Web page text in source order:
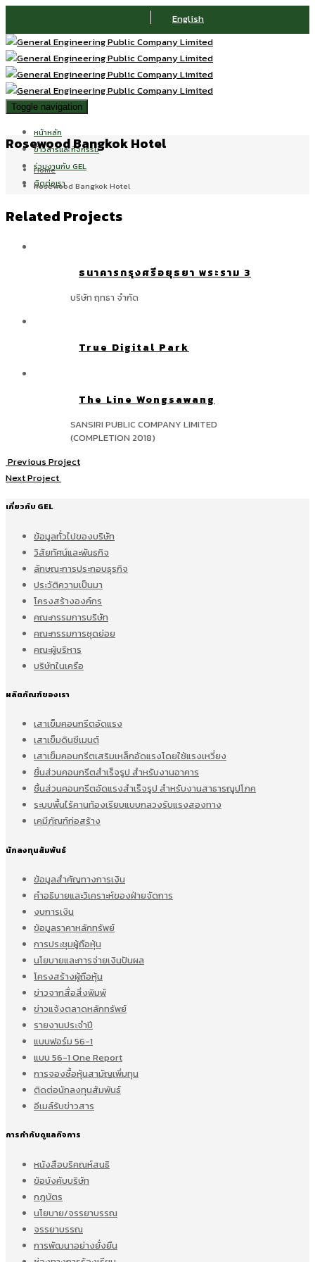
English
Toggle navigation
หน้าหลัก
ข่าวสารและกิจกรรม
ร่วมงานกับ GEL
ติดต่อเรา
Rosewood Bangkok Hotel
Home
Rosewood Bangkok Hotel
Related Projects
ธนาคารกรุงศรีอยุธยา พระราม 3
บริษัท ฤทธา จำกัด
True Digital Park
The Line Wongsawang
SANSIRI PUBLIC COMPANY LIMITED
(COMPLETION 2018)
Previous Project
Next Project
เกี่ยวกับ GEL
ข้อมูลทั่วไปของบริษัท
วิสัยทัศน์และพันธกิจ
ลักษณะการประกอบธุรกิจ
ประวัติความเป็นมา
โครงสร้างองค์กร
คณะกรรมการบริษัท
คณะกรรมการชุดย่อย
คณะผู้บริหาร
บริษัทในเครือ
ผลิตภัณฑ์ของเรา
เสาเข็มคอนกรีตอัดแรง
เสาเข็มดินซีเมนต์
เสาเข็มคอนกรีตเสริมเหล็กอัดแรงโดยใช้แรงเหวี่ยง
ชิ้นส่วนคอนกรีตสำเร็จรูป สำหรับงานอาคาร
ชิ้นส่วนคอนกรีตอัดแรงสำเร็จรูป สำหรับงานสาธารณูปโภค
ระบบพื้นไร้คานท้องเรียบแบบกลวงรับแรงสองทาง
เคมีภัณฑ์ก่อสร้าง
นักลงทุนสัมพันธ์
ข้อมูลสำคัญทางการเงิน
คำอธิบายและวิเคราะห์ของฝ่ายจัดการ
งบการเงิน
ข้อมูลราคาหลักทรัพย์
การประชุมผู้ถือหุ้น
นโยบายและการจ่ายเงินปันผล
โครงสร้างผู้ถือหุ้น
ข่าวจากสื่อสิ่งพิมพ์
ข่าวแจ้งตลาดหลักทรัพย์
รายงานประจำปี
แบบฟอร์ม 56-1
แบบ 56-1 One Report
การจองซื้อหุ้นสามัญเพิ่มทุน
ติดต่อนักลงทุนสัมพันธ์
อีเมล์รับข่าวสาร
การกำกับดูแลกิจการ
หนังสือบริคณห์สนธิ
ข้อบังคับบริษัท
กฎบัตร
นโยบาย/จรรยาบรรณ
จรรยาบรรณ
การพัฒนาอย่างยั่งยืน